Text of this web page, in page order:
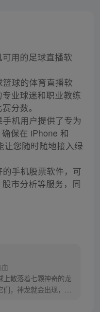
用的足球直播软
球的体育直播软
业球迷和职业教练
分数。
机用户提供了专为
保在 iPhone 和
让您随时随地接入绿
手机股票软件，可
市分析等服务，同
上散落着七颗神奇的龙
们，神龙就会出现，并